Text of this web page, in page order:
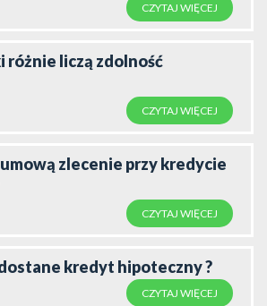
CZYTAJ WIĘCEJ
różnie liczą zdolność
CZYTAJ WIĘCEJ
zlecenie przy kredycie
CZYTAJ WIĘCEJ
kredyt hipoteczny ?
CZYTAJ WIĘCEJ